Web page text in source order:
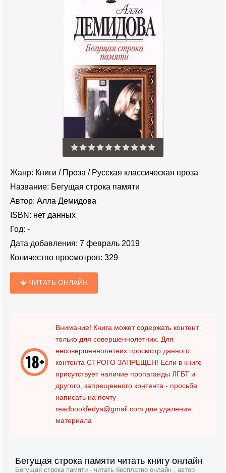
Жанр: Книги / Проза / Русская классическая проза
Название: Бегущая строка памяти
Автор: Алла Демидова
ISBN: нет данных
Год: -
Дата добавления: 7 февраль 2019
Количество просмотров: 329
ЧИТАТЬ ОНЛАЙН
Внимание! Книга может содержать контент
только для совершеннолетних. Для
несовершеннолетних просмотр данного
контента СТРОГО ЗАПРЕЩЕН! Если в книге
присутствует наличие пропаганды ЛГБТ и
другого, запрещенного контента - просьба
написать на почту
readbookfedya@gmail.com для удаления
материала
Бегущая строка памяти читать книгу онлайн
Бегущая строка памяти - читать бесплатно онлайн , автор